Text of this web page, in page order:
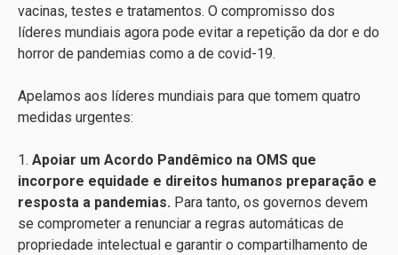
vacinas, testes e tratamentos. O compromisso dos
líderes mundiais agora pode evitar a repetição da dor e do
horror de pandemias como a de covid-19.
Apelamos aos líderes mundiais para que tomem quatro
medidas urgentes:
1. Apoiar um Acordo Pandêmico na OMS que
incorpore equidade e direitos humanos preparação e
resposta a pandemias. Para tanto, os governos devem
se comprometer a renunciar a regras automáticas de
propriedade intelectual e garantir o compartilhamento de